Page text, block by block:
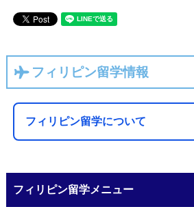
フィリピン留学情報
フィリピン留学について
フィリピン留学メニュー